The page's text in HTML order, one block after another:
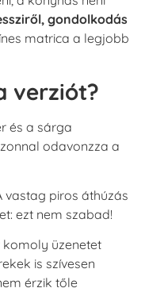
gondolkodás
matrica a legjobb
verziót?
és a sárga
odavonzza a
vastag piros áthúzás
ezt nem szabad!
komoly üzenetet
is szívesen
érzik tőle